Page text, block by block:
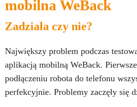
mobilna WeBack
Zadziała czy nie?
Największy problem podczas
aplikacją mobilną WeBack.
podłączeniu robota do telefonu
perfekcyjnie. Problemy zaczęły się